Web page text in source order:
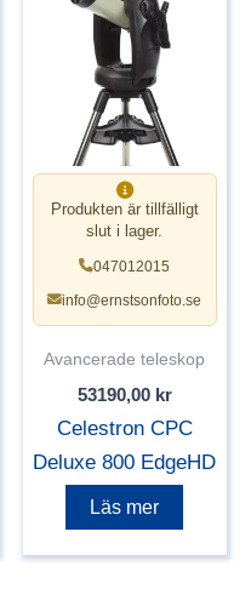
Produkten är tillfälligt
slut i lager.
047012015
info@ernstsonfoto.se
Avancerade teleskop
53190,00 kr
Celestron CPC
Deluxe 800 EdgeHD
Läs mer